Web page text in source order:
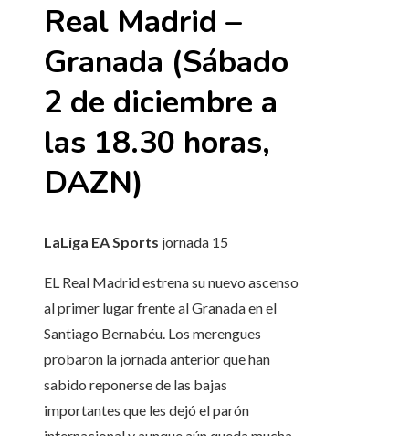
Real Madrid –
Granada (Sábado
2 de diciembre a
las 18.30 horas,
DAZN)
LaLiga EA Sports jornada 15
EL Real Madrid estrena su nuevo ascenso
al primer lugar frente al Granada en el
Santiago Bernabéu. Los merengues
probaron la jornada anterior que han
sabido reponerse de las bajas
importantes que les dejó el parón